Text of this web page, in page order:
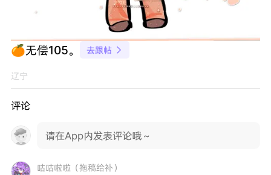
🍊无偿105。 去跟帖 
辽宁
评论
请在App内发表评论哦～
咕咕啦啦（拖稿给补）